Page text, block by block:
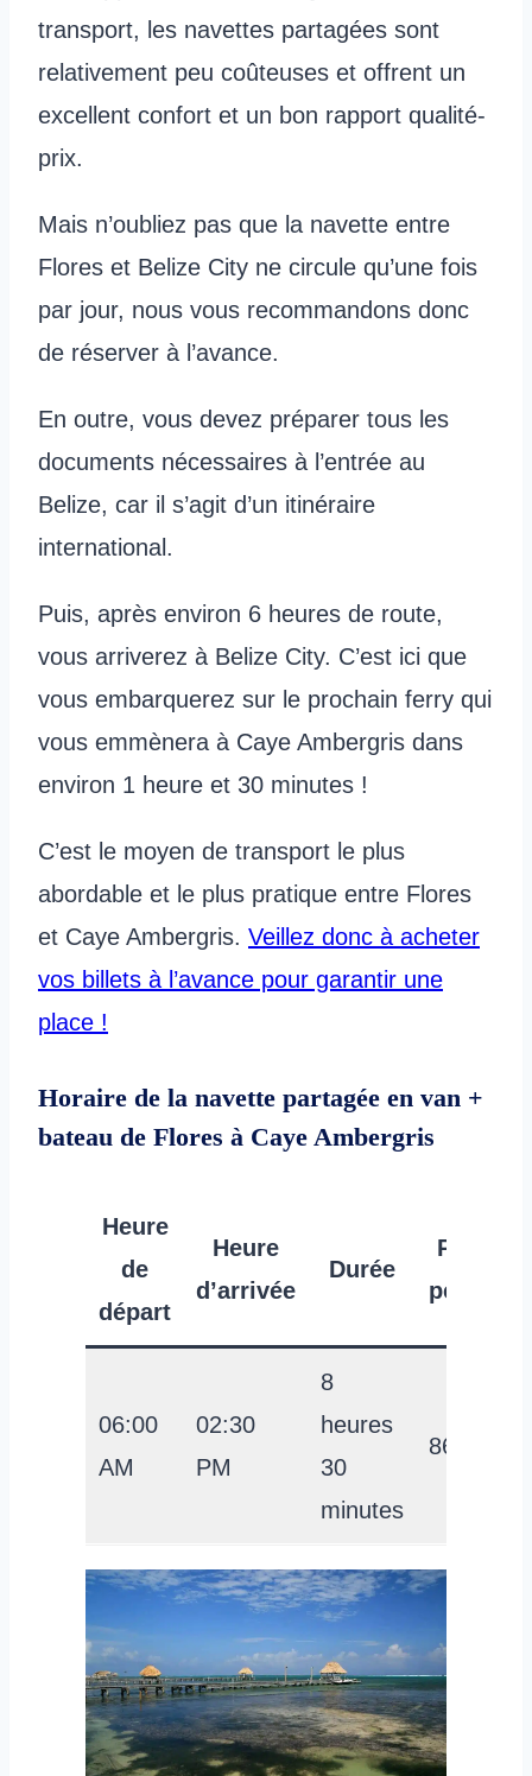
transport, les navettes partagées sont
relativement peu coûteuses et offrent un
excellent confort et un bon rapport qualité-
prix.
Mais n’oubliez pas que la navette entre
Flores et Belize City ne circule qu’une fois
par jour, nous vous recommandons donc
de réserver à l’avance.
En outre, vous devez préparer tous les
documents nécessaires à l’entrée au
Belize, car il s’agit d’un itinéraire
international.
Puis, après environ 6 heures de route,
vous arriverez à Belize City. C’est ici que
vous embarquerez sur le prochain ferry qui
vous emmènera à Caye Ambergris dans
environ 1 heure et 30 minutes !
C’est le moyen de transport le plus
abordable et le plus pratique entre Flores
et Caye Ambergris. Veillez donc à acheter
vos billets à l’avance pour garantir une
place !
Horaire de la navette partagée en van +
bateau de Flores à Caye Ambergris
Heure
de
départ
Heure
d’arrivée
Durée
Prix par
06:00
AM
02:30
PM
8
heures
30
minutes
86 USD